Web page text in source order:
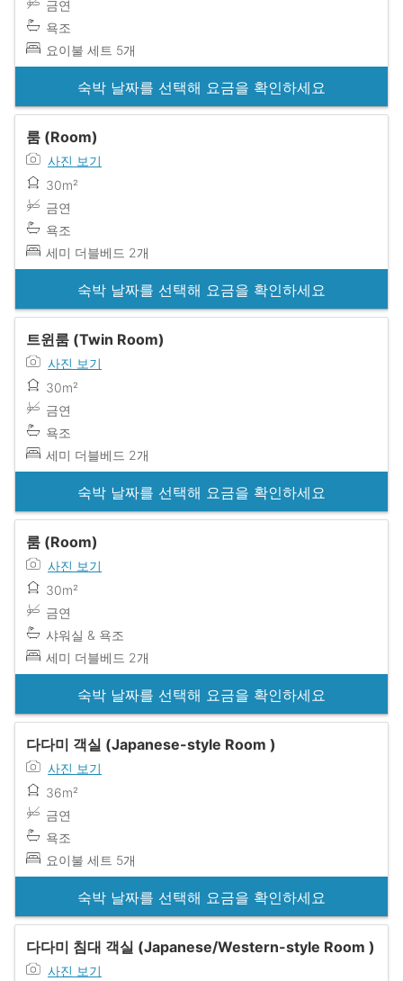
금연
욕조
요이불 세트 5개
숙박 날짜를 선택해 요금을 확인하세요
룸 (Room)
사진 보기
30m²
금연
욕조
세미 더블베드 2개
숙박 날짜를 선택해 요금을 확인하세요
트윈룸 (Twin Room)
사진 보기
30m²
금연
욕조
세미 더블베드 2개
숙박 날짜를 선택해 요금을 확인하세요
룸 (Room)
사진 보기
30m²
금연
샤워실 & 욕조
세미 더블베드 2개
숙박 날짜를 선택해 요금을 확인하세요
다다미 객실 (Japanese-style Room )
사진 보기
36m²
금연
욕조
요이불 세트 5개
숙박 날짜를 선택해 요금을 확인하세요
다다미 침대 객실 (Japanese/Western-style Room )
사진 보기